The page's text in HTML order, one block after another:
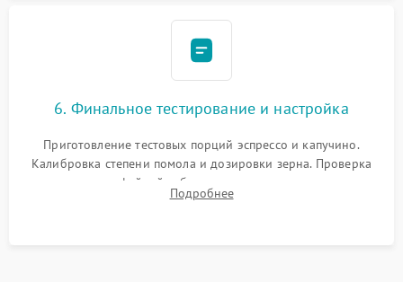
6. Финальное тестирование и настройка
Приготовление тестовых порций эспрессо и капучино.
Калибровка степени помола и дозировки зерна. Проверка
плотности кофейной таблетки, температуры напитка и
качества молочной пены. Контроль отсутствия посторонних
Подробнее